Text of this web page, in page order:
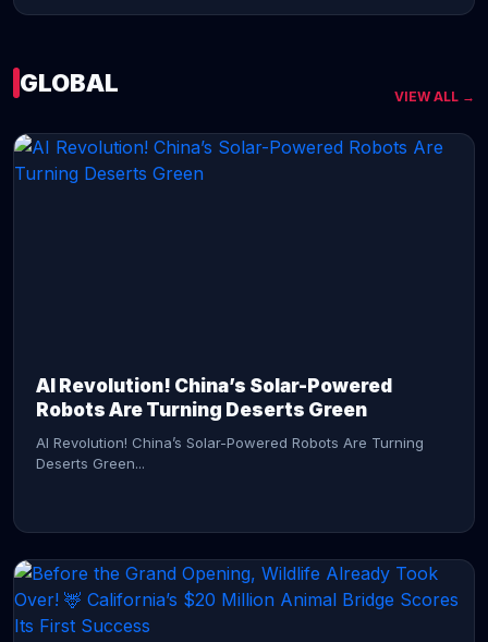
GLOBAL VIEW ALL →
AI Revolution! China’s Solar-Powered
Robots Are Turning Deserts Green
AI Revolution! China’s Solar-Powered Robots Are Turning
Deserts Green...